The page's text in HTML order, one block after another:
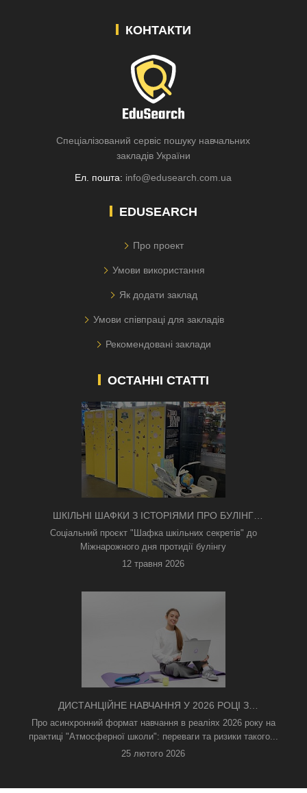
КОНТАКТИ
Спеціалізований сервіс пошуку навчальних
закладів України
Ел. пошта: info@edusearch.com.ua
EDUSEARCH
Про проект
Умови використання
Як додати заклад
Умови співпраці для закладів
Рекомендовані заклади
ОСТАННІ СТАТТІ
ШКІЛЬНІ ШАФКИ З ІСТОРІЯМИ ПРО БУЛІНГ
З'ЯВИЛИСЯ В КИЄВІ
Соціальний проєкт "Шафка шкільних секретів" до
Міжнарожного дня протидії булінгу
12 травня 2026
ДИСТАНЦІЙНЕ НАВЧАННЯ У 2026 РОЦІ З
ТРИВОГАМИ ТА БЕЗ СВІТЛА: ЯК АСИНХРОННИЙ
ФОРМАТ РЯТУЄ ОСВІТНІЙ ПРОЦЕС
Про асинхронний формат навчання в реаліях 2026 року на
практиці "Атмосферної школи": переваги та ризики такого...
25 лютого 2026